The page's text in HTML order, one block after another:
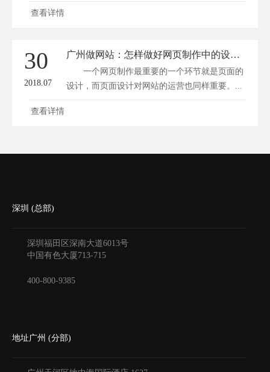
面...
查看详情
30
2018.07
广州做网站：怎样做好网页制作中的设计问题？
一个网页制作最重要的一个环节就是页面的
设计，而页面设计对网站的运营也同样重要。...
查看详情
深圳 (总部)
深圳福田区深南大道6013号
中国有色大厦713-715
400-800-9385
地址广州 (分部)